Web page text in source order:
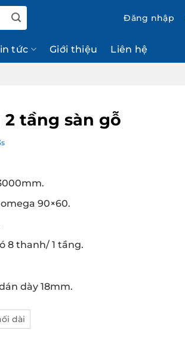
Đăng nhập
tức Giới thiệu Liên hệ
tầng sàn gỗ
90×60.
8 thanh/ 1 tầng.
dày 18mm.
dài